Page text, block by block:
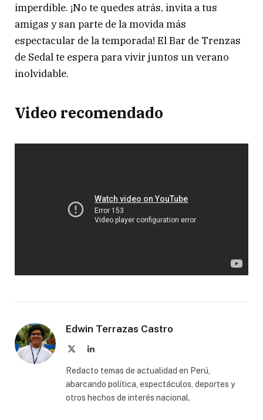
imperdible. ¡No te quedes atrás, invita a tus
amigas y san parte de la movida más
espectacular de la temporada! El Bar de Trenzas
de Sedal te espera para vivir juntos un verano
inolvidable.
Video recomendado
Edwin Terrazas Castro
LinkedIn
Redacto temas de actualidad en Perú,
abarcando política, espectáculos, deportes y
otros hechos de interés nacional.